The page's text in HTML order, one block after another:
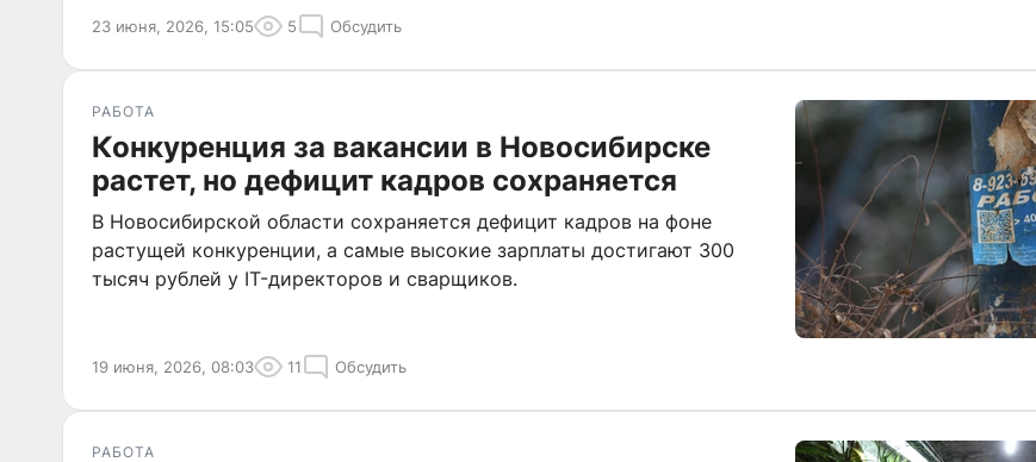
23 июня, 2026, 15:05 5 Обсудить
РАБОТА
Конкуренция за вакансии в Новосибирске
растет, но дефицит кадров сохраняется
В Новосибирской области сохраняется дефицит кадров на фоне
растущей конкуренции, а самые высокие зарплаты достигают 300
тысяч рублей у IT-директоров и сварщиков.
19 июня, 2026, 08:03 11 Обсудить
РАБОТА